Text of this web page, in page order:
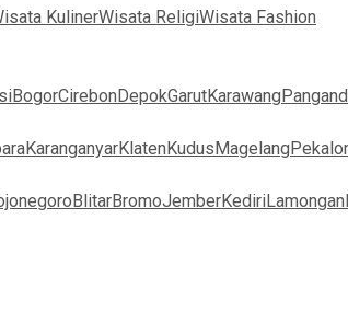
KulinerWisata ReligiWisata Fashion
BogorCirebonDepokGarutKarawang
KaranganyarKlatenKudusMagelang
BlitarBromoJemberKediriLamongan